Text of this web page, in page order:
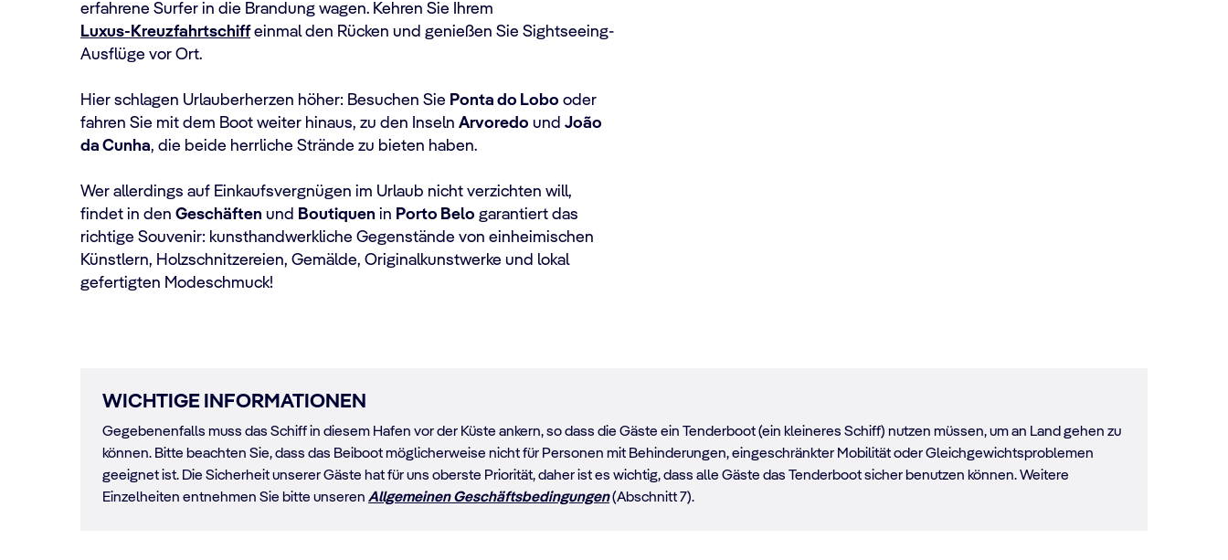
erfahrene Surfer in die Brandung wagen. Kehren Sie Ihrem
Luxus-Kreuzfahrtschiffeinmal den Rücken und genießen Sie Sightseeing-
Ausflüge vor Ort.
Hier schlagen Urlauberherzen höher: Besuchen Sie Ponta do Lobo oder
fahren Sie mit dem Boot weiter hinaus, zu den Inseln Arvoredo und João
da Cunha, die beide herrliche Strände zu bieten haben.
Wer allerdings auf Einkaufsvergnügen im Urlaub nicht verzichten will,
findet in den Geschäften und Boutiquen in Porto Belo garantiert das
richtige Souvenir: kunsthandwerkliche Gegenstände von einheimischen
Künstlern, Holzschnitzereien, Gemälde, Originalkunstwerke und lokal
gefertigten Modeschmuck!
WICHTIGE INFORMATIONEN
Gegebenenfalls muss das Schiff in diesem Hafen vor der Küste ankern, so dass die Gäste ein Tenderboot (ein kleineres Schiff) nutzen müssen, um an Land gehen zu
können. Bitte beachten Sie, dass das Beiboot möglicherweise nicht für Personen mit Behinderungen, eingeschränkter Mobilität oder Gleichgewichtsproblemen
geeignet ist. Die Sicherheit unserer Gäste hat für uns oberste Priorität, daher ist es wichtig, dass alle Gäste das Tenderboot sicher benutzen können. Weitere
Einzelheiten entnehmen Sie bitte unseren Allgemeinen Geschäftsbedingungen(Abschnitt 7).